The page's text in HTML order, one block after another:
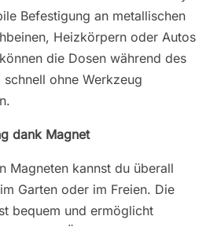
Befestigung an metallischen
Heizkörpern oder Autos
die Dosen während des
ohne Werkzeug
dank Magnet
Magneten kannst du überall
Garten oder im Freien. Die
bequem und ermöglicht